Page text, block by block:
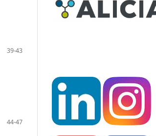
39-43
44-47